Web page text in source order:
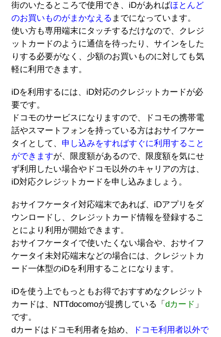
街のいたるところで使用でき、iDがあればほとんど
のお買いものがまかなえる までになっています。
使い方も専用端末にタッチするだけなので、クレジ
ットカードのように通信を待ったり、サインをした
りする必要がなく、少額のお買いものに対しても気
軽に利用できます。
iDを利用するには、iD対応のクレジットカードが必
要です。
ドコモのサービスになりますので、ドコモの携帯電
話やスマートフォンを持っている方はおサイフケー
タイとして、 申し込みをすればすぐに利用すること
ができますが、限度額があるので、限度額を気にせ
ず利用したい場合やドコモ以外のキャリアの方は、
iD対応クレジットカードを申し込みましょう。
おサイフケータイ対応端末であれば、iDアプリをダ
ウンロードし、クレジットカード情報を登録するこ
とにより利用が開始できます。
おサイフケータイで使いたくない場合や、おサイフ
ケータイ未対応端末などの場合には、クレジットカ
ード一体型のiDを利用することになります。
iDを使う上でもっともお得でおすすめなクレジット
カードは、NTTdocomoが提携している「 dカード 」
です。
dカードはドコモ利用者を始め、
ドコモ利用者以外で